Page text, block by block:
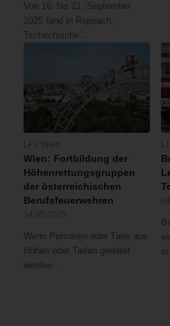
Von 16. bis 21. September
2025 fand in Rapsach,
Tschechische…
Wien: Fortbildung der
Höhenrettungsgruppen
der österreichischen
Berufsfeuerwehren
Wenn Personen oder Tiere aus
Höhen oder Tiefen gerettet
werden…